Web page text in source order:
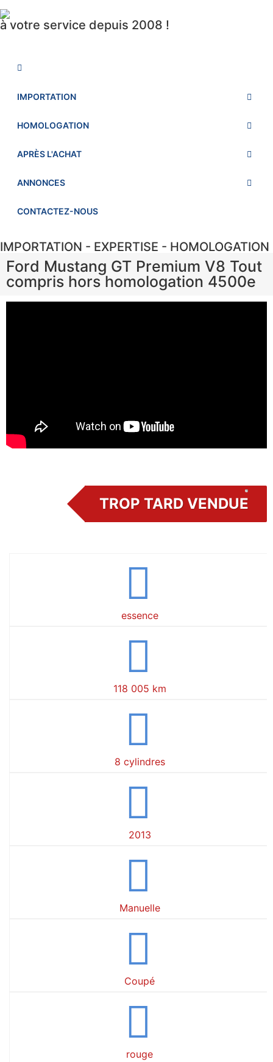
à votre service depuis 2008 !
IMPORTATION
HOMOLOGATION
APRÈS L'ACHAT
ANNONCES
CONTACTEZ-NOUS
IMPORTATION - EXPERTISE - HOMOLOGATION
Ford Mustang GT Premium V8 Tout
compris hors homologation 4500e
TROP TARD VENDUE
essence
118 005 km
8 cylindres
2013
Manuelle
Coupé
rouge